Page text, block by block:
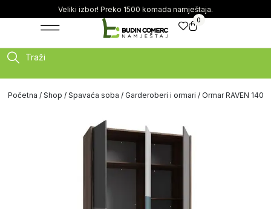
Veliki izbor! Preko 1500 komada namještaja.
0
Traži
Početna / Shop / Spavaća soba / Garderoberi i ormari / Ormar RAVEN 140